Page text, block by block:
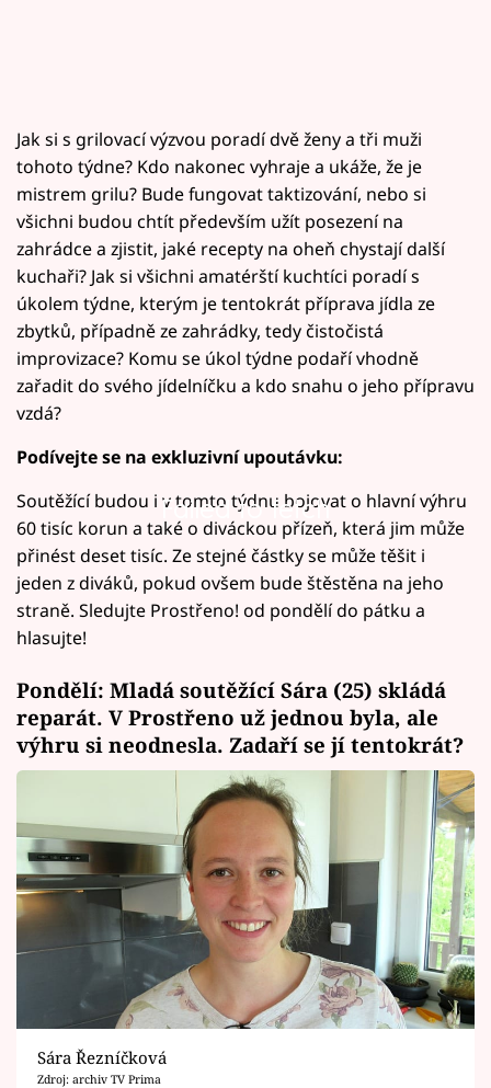
Jak si s grilovací výzvou poradí dvě ženy a tři muži
tohoto týdne? Kdo nakonec vyhraje a ukáže, že je
mistrem grilu? Bude fungovat taktizování, nebo si
všichni budou chtít především užít posezení na
zahrádce a zjistit, jaké recepty na oheň chystají další
kuchaři? Jak si všichni amatérští kuchtíci poradí s
úkolem týdne, kterým je tentokrát příprava jídla ze
zbytků, případně ze zahrádky, tedy čistočistá
improvizace? Komu se úkol týdne podaří vhodně
zařadit do svého jídelníčku a kdo snahu o jeho přípravu
vzdá?
Podívejte se na exkluzivní upoutávku:
Failed to fetch
Soutěžící budou i v tomto týdnu bojovat o hlavní výhru
60 tisíc korun a také o diváckou přízeň, která jim může
přinést deset tisíc. Ze stejné částky se může těšit i
jeden z diváků, pokud ovšem bude štěstěna na jeho
straně. Sledujte Prostřeno! od pondělí do pátku a
hlasujte!
Pondělí: Mladá soutěžící Sára (25) skládá
reparát. V Prostřeno už jednou byla, ale
výhru si neodnesla. Zadaří se jí tentokrát?
Sára Řezníčková
Zdroj: archiv TV Prima